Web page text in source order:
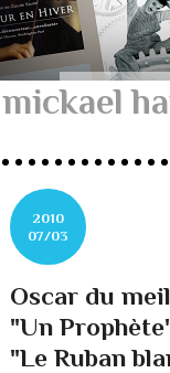
mickael
2010
07/03
Oscar du
"Un
"Le Ruban